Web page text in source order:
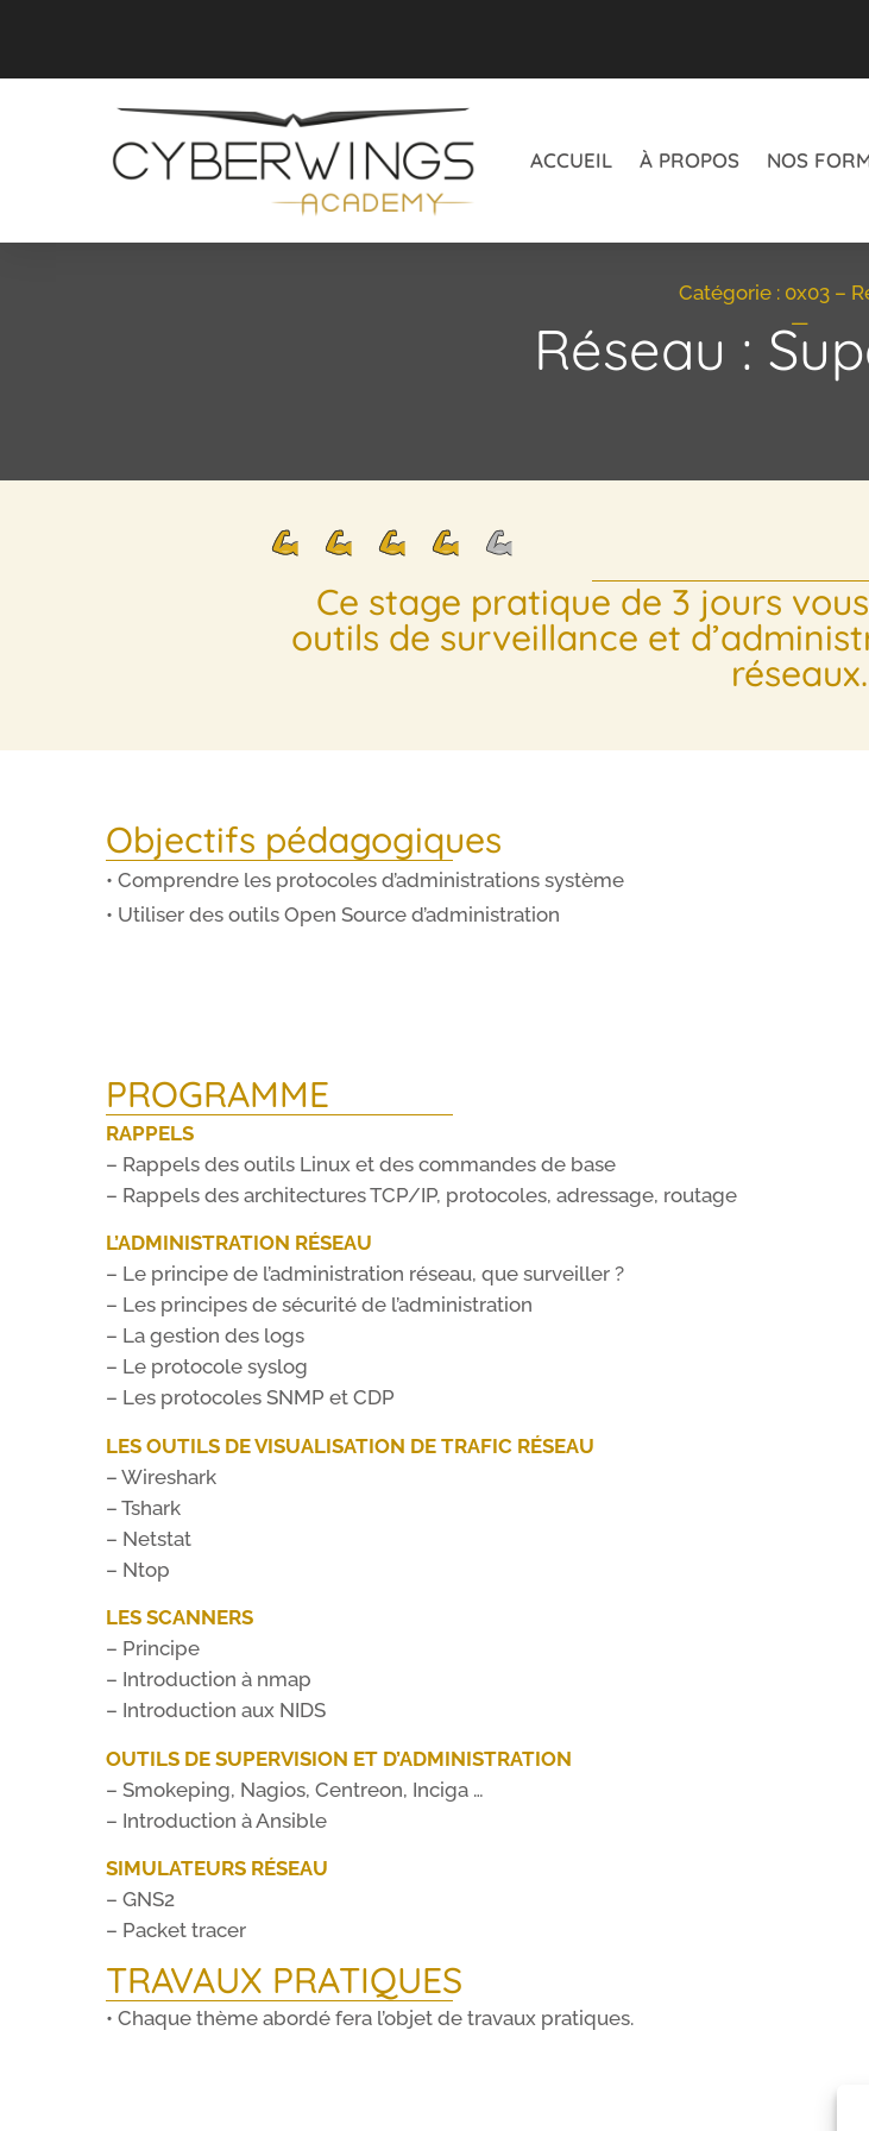
ACCUEIL À PROPOS NOS
Catégorie : 0x03 –
—
Réseau :
Ce stage pratique de 3 jours
outils de surveillance et
réseaux.
Objectifs pédagogiques
• Comprendre les protocoles d’administrations système
• Utiliser des outils Open Source d’administration
PROGRAMME
RAPPELS
– Rappels des outils Linux et des commandes de base
– Rappels des architectures TCP/IP, protocoles, adressage, routage
L’ADMINISTRATION RÉSEAU
– Le principe de l’administration réseau, que surveiller ?
– Les principes de sécurité de l’administration
– La gestion des logs
– Le protocole syslog
– Les protocoles SNMP et CDP
LES OUTILS DE VISUALISATION DE TRAFIC RÉSEAU
– Wireshark
– Tshark
– Netstat
– Ntop
LES SCANNERS
– Principe
– Introduction à nmap
– Introduction aux NIDS
OUTILS DE SUPERVISION ET D’ADMINISTRATION
– Smokeping, Nagios, Centreon, Inciga …
– Introduction à Ansible
SIMULATEURS RÉSEAU
– GNS2
– Packet tracer
TRAVAUX PRATIQUES
• Chaque thème abordé fera l’objet de travaux pratiques.